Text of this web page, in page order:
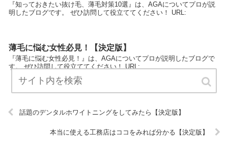
『知っておきたい抜け毛、薄毛対策10選』は、AGAについてプロが説
明したブログです。 ぜひ訪問して役立ててください！ URL:
薄毛に悩む女性必見！【決定版】
『薄毛に悩む女性必見！』は、AGAについてプロが説明したブログで
す。 ぜひ訪問して役立ててください！ URL:
話題のデンタルホワイトニングをしてみたら【決定版】
本当に使える工務店はココをみれば分かる【決定版】